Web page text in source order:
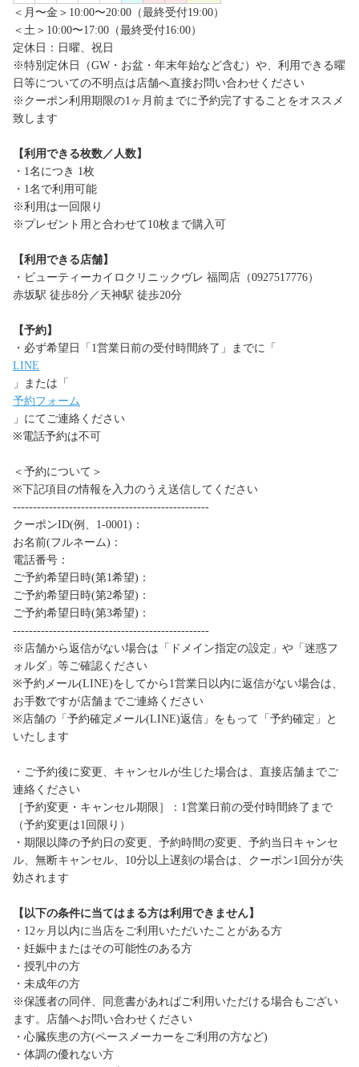
＜月〜金＞10:00〜20:00（最終受付19:00）
＜土＞10:00〜17:00（最終受付16:00）
定休日：日曜、祝日
※特別定休日（GW・お盆・年末年始など含む）や、利用できる曜
日等についての不明点は店舗へ直接お問い合わせください
※クーポン利用期限の1ヶ月前までに予約完了することをオススメ
致します
【利用できる枚数／人数】
・1名につき 1枚
・1名で利用可能
※利用は一回限り
※プレゼント用と合わせて10枚まで購入可
【利用できる店舗】
・ビューティーカイロクリニックヴレ 福岡店（0927517776）
赤坂駅 徒歩8分／天神駅 徒歩20分
【予約】
・必ず希望日「1営業日前の受付時間終了」までに「
LINE
」または「
予約フォーム
」にてご連絡ください
※電話予約は不可
＜予約について＞
※下記項目の情報を入力のうえ送信してください
-------------------------------------------------
クーポンID(例、1-0001)：
お名前(フルネーム)：
電話番号：
ご予約希望日時(第1希望)：
ご予約希望日時(第2希望)：
ご予約希望日時(第3希望)：
-------------------------------------------------
※店舗から返信がない場合は「ドメイン指定の設定」や「迷惑フ
ォルダ」等ご確認ください
※予約メール(LINE)をしてから1営業日以内に返信がない場合は、
お手数ですが店舗までご連絡ください
※店舗の「予約確定メール(LINE)返信」をもって「予約確定」と
いたします
・ご予約後に変更、キャンセルが生じた場合は、直接店舗までご
連絡ください
［予約変更・キャンセル期限］：1営業日前の受付時間終了まで
（予約変更は1回限り）
・期限以降の予約日の変更、予約時間の変更、予約当日キャンセ
ル、無断キャンセル、10分以上遅刻の場合は、クーポン1回分が失
効されます
【以下の条件に当てはまる方は利用できません】
・12ヶ月以内に当店をご利用いただいたことがある方
・妊娠中またはその可能性のある方
・授乳中の方
・未成年の方
※保護者の同伴、同意書があればご利用いただける場合もござい
ます。店舗へお問い合わせください
・心臓疾患の方(ペースメーカーをご利用の方など)
・体調の優れない方